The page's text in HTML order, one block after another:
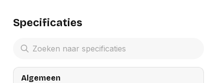
Specificaties
Algemeen